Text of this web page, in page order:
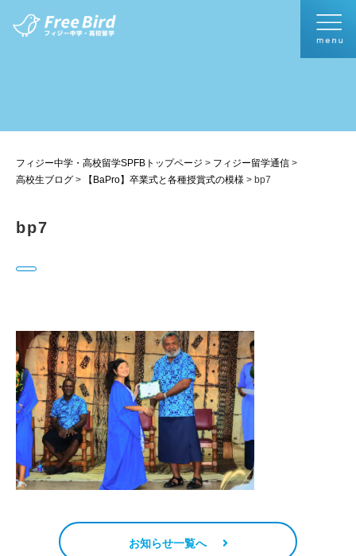
フィジー中学・高校留学SPFBトップページ > フィジー留学通信 >
高校生ブログ > 【BaPro】卒業式と各種授賞式の模様 > bp7
bp7
お知らせ一覧へ